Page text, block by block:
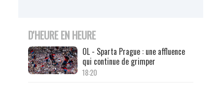
D'HEURE EN HEURE
OL - Sparta Prague : une affluence
qui continue de grimper
18:20